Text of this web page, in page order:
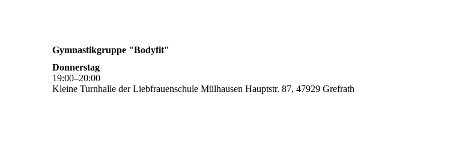
Gymnastikgruppe "Bodyfit"
Donnerstag
19:00–20:00
Kleine Turnhalle der Liebfrauenschule Mülhausen Hauptstr. 87, 47929 Grefrath